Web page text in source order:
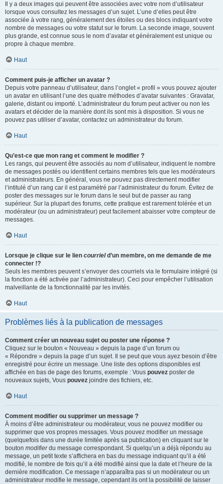
Il y a deux images qui peuvent être associées avec votre nom d’utilisateur
lorsque vous consultez les messages d’un sujet. L’une d’elles peut être
associée à votre rang, généralement des étoiles ou des blocs indiquant votre
nombre de messages ou votre statut sur le forum. La seconde image, souvent
plus grande, est connue sous le nom d’avatar et généralement est unique ou
propre à chaque membre.
Haut
Comment puis-je afficher un avatar ?
Depuis votre panneau d’utilisateur, dans l’onglet « profil » vous pouvez ajouter
un avatar en utilisant l’une des quatre méthodes d’avatar suivantes : Gravatar,
galerie, distant ou importé. L’administrateur du forum peut activer ou non les
avatars et décider de la manière dont ils sont mis à disposition. Si vous ne
pouvez pas utiliser d’avatar, contactez un administrateur du forum.
Haut
Qu’est-ce que mon rang et comment le modifier ?
Les rangs, qui peuvent être associés au nom d’utilisateur, indiquent le nombre
de messages postés ou identifient certains membres tels que les modérateurs
et administrateurs. En général, vous ne pouvez pas directement modifier
l’intitulé d’un rang car il est paramétré par l’administrateur du forum. Évitez de
poster des messages sur le forum dans le seul but de passer au rang
supérieur. Sur la plupart des forums, cette pratique est rarement tolérée et un
modérateur (ou un administrateur) peut facilement abaisser votre compteur de
messages.
Haut
Lorsque je clique sur le lien courrield’un membre, on me demande de me
connecter !?
Seuls les membres peuvent s’envoyer des courriels via le formulaire intégré (si
la fonction a été activée par l’administrateur). Ceci pour empêcher l’utilisation
malveillante de la fonctionnalité par les invités.
Haut
Problèmes liés à la publication de messages
Comment créer un nouveau sujet ou poster une réponse ?
Cliquez sur le bouton « Nouveau » depuis la page d’un forum ou
« Répondre » depuis la page d’un sujet. Il se peut que vous ayez besoin d’être
enregistré pour écrire un message. Une liste des options disponibles est
affichée en bas de page des forums, exemple : Vous pouvez poster de
nouveaux sujets, Vous pouvez joindre des fichiers, etc.
Haut
Comment modifier ou supprimer un message ?
À moins d’être administrateur ou modérateur, vous ne pouvez modifier ou
supprimer que vos propres messages. Vous pouvez modifier un message
(quelquefois dans une durée limitée après sa publication) en cliquant sur le
bouton modifierdu message correspondant. Si quelqu’un a déjà répondu au
message, un petit texte s’affichera en bas du message indiquant qu’il a été
modifié, le nombre de fois qu’il a été modifié ainsi que la date et l’heure de la
dernière modification. Ce message n’apparaîtra pas si un modérateur ou un
administrateur modifie le message, cependant ils ont la possibilité de laisser